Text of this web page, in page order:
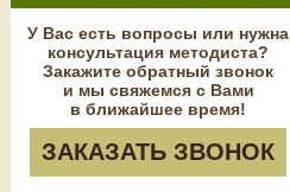
У Вас есть вопросы или нужна
консультация методиста?
Закажите обратный звонок
и мы свяжемся с Вами
в ближайшее время!
ЗАКАЗАТЬ ЗВОНОК